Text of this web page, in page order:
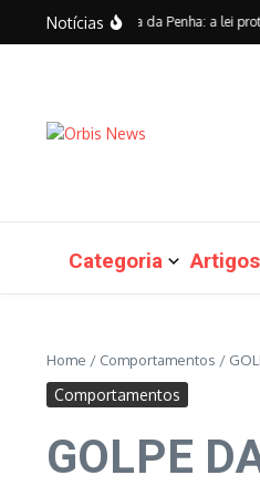
Ir para o conteúdo
Notícias
da Lei Maria da Penha: a lei
Categoria Artigos
Home / Comportamentos /
Comportamentos
GOLPE